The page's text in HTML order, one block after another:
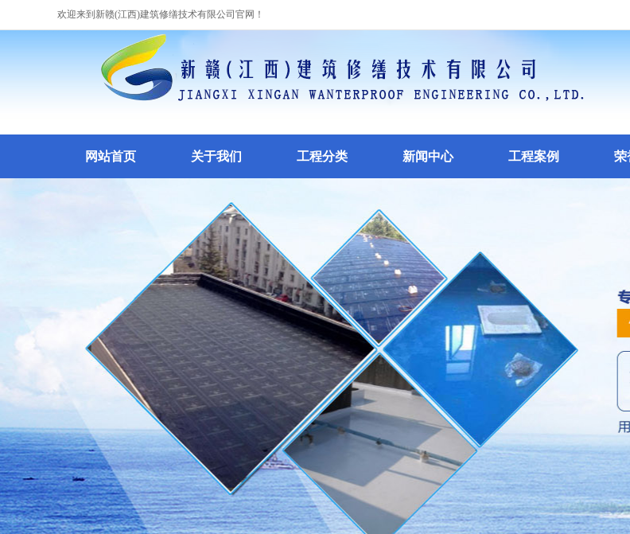
欢迎来到新赣(江西)建筑修缮技术有限公司官网！
网站首页 关于我们 工程分类 新闻中心 工程案例 荣